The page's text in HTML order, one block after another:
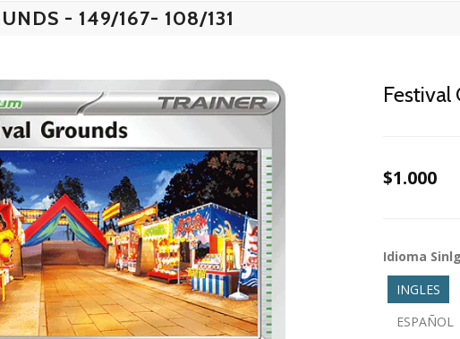
- 149/167- 108/131
Festival
$1.000
Idioma
INGLES
ESPAÑOL